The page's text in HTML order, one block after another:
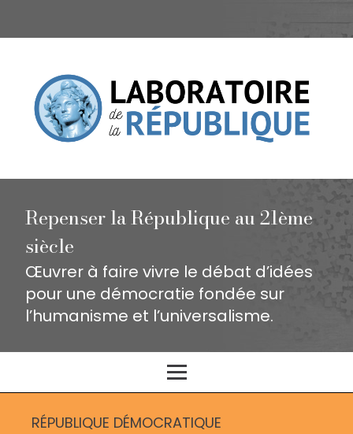
Repenser la République au 21ème
siècle
Œuvrer à faire vivre le débat d’idées
pour une démocratie fondée sur
l’humanisme et l’universalisme.
RÉPUBLIQUE DÉMOCRATIQUE